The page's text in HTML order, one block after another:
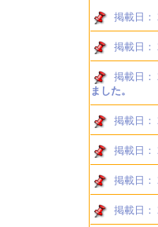
掲載日：
掲載日：
掲載日：
ました。
掲載日：
掲載日：
掲載日：
掲載日：